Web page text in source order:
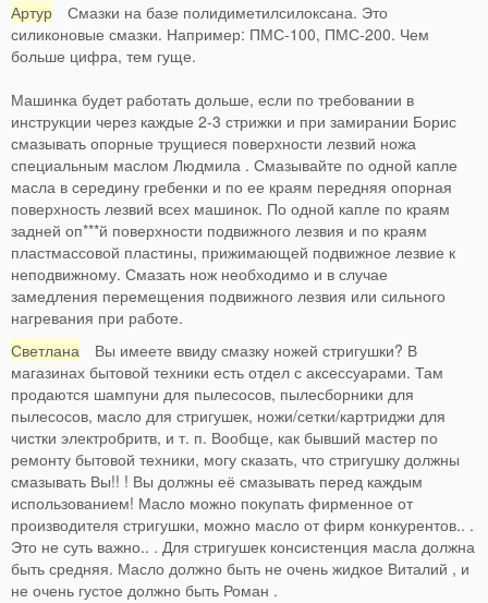
Артур Смазки на базе полидиметилсилоксана. Это
силиконовые смазки. Например: ПМС-100, ПМС-200. Чем
больше цифра, тем гуще.
Машинка будет работать дольше, если по требовании в
инструкции через каждые 2-3 стрижки и при замирании Борис
смазывать опорные трущиеся поверхности лезвий ножа
специальным маслом Людмила . Смазывайте по одной капле
масла в середину гребенки и по ее краям передняя опорная
поверхность лезвий всех машинок. По одной капле по краям
задней оп***й поверхности подвижного лезвия и по краям
пластмассовой пластины, прижимающей подвижное лезвие к
неподвижному. Смазать нож необходимо и в случае
замедления перемещения подвижного лезвия или сильного
нагревания при работе.
Светлана Вы имеете ввиду смазку ножей стригушки? В
магазинах бытовой техники есть отдел с аксессуарами. Там
продаются шампуни для пылесосов, пылесборники для
пылесосов, масло для стригушек, ножи/сетки/картриджи для
чистки электробритв, и т. п. Вообще, как бывший мастер по
ремонту бытовой техники, могу сказать, что стригушку должны
смазывать Вы!! ! Вы должны её смазывать перед каждым
использованием! Масло можно покупать фирменное от
производителя стригушки, можно масло от фирм конкурентов.. .
Это не суть важно.. . Для стригушек консистенция масла должна
быть средняя. Масло должно быть не очень жидкое Виталий , и
не очень густое должно быть Роман .